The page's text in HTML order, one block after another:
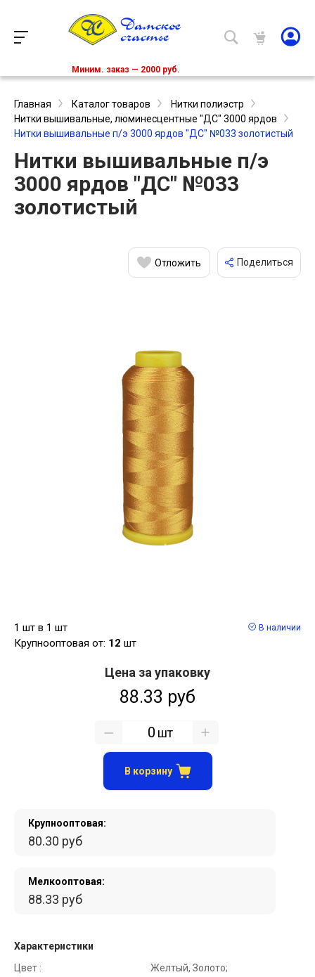
Миним. заказ — 2000 руб.
Главная Каталог товаров
Нитки полиэстр
Нитки вышивальные, люминесцентные "ДС" 3000 ярдов
Нитки вышивальные п/э 3000 ярдов "ДС" №033 золотистый
Нитки вышивальные п/э
3000 ярдов "ДС" №033
золотистый
Отложить Поделиться
1 шт в 1 шт
Крупнооптовая от: 12 шт
В наличии
Крупнооптовая:
80.30 руб
Мелкооптовая:
88.33 руб
Характеристики
Цвет :
Желтый, Золото;
Цена за упаковку
88.33 руб
шт
В корзину